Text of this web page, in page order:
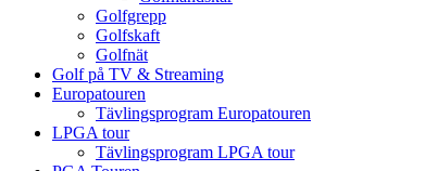
Golfgrepp
Golfskaft
Golfnät
Golf på TV & Streaming
Europatouren
Tävlingsprogram Europatouren
LPGA tour
Tävlingsprogram LPGA tour